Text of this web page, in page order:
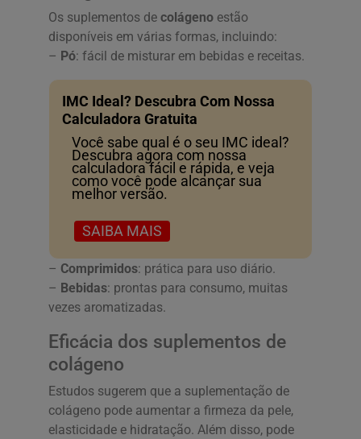
Os suplementos de colágeno estão
disponíveis em várias formas, incluindo:
– Pó: fácil de misturar em bebidas e receitas.
IMC Ideal? Descubra Com Nossa
Calculadora Gratuita
Você sabe qual é o seu IMC ideal?
Descubra agora com nossa
calculadora fácil e rápida, e veja
como você pode alcançar sua
melhor versão.
SAIBA MAIS
– Comprimidos: prática para uso diário.
– Bebidas: prontas para consumo, muitas
vezes aromatizadas.
Eficácia dos suplementos de
colágeno
Estudos sugerem que a suplementação de
colágeno pode aumentar a firmeza da pele,
elasticidade e hidratação. Além disso, pode